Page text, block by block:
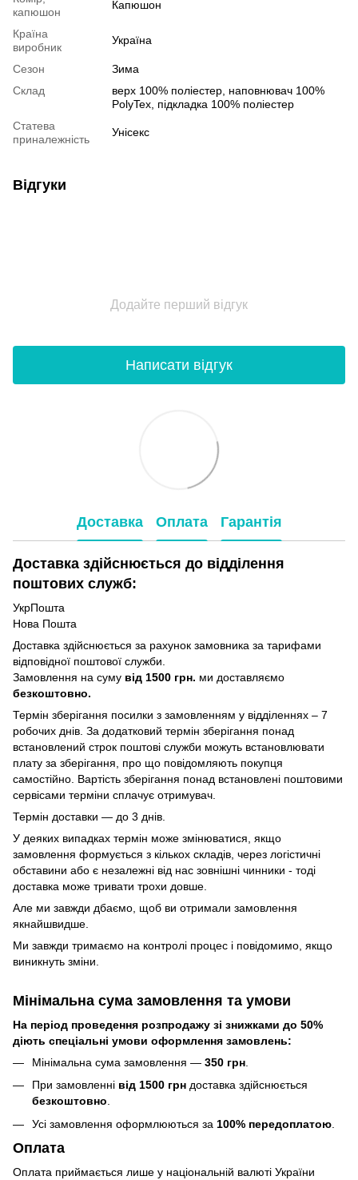
капюшон
Капюшон
Країна
виробник
Україна
Сезон
Зима
Склад
верх 100% поліестер, наповнювач 100%
PolyTex, підкладка 100% поліестер
Статева
приналежність
Унісекс
Відгуки
Додайте перший відгук
Написати відгук
Доставка Оплата Гарантія
Доставка здійснюється до відділення
поштових служб:
УкрПошта
Нова Пошта
Доставка здійснюється за рахунок замовника за тарифами
відповідної поштової служби.
Замовлення на суму від 1500 грн. ми доставляємо
безкоштовно.
Термін зберігання посилки з замовленням у відділеннях – 7
робочих днів. За додатковий термін зберігання понад
встановлений строк поштові служби можуть встановлювати
плату за зберігання, про що повідомляють покупця
самостійно. Вартість зберігання понад вcтановлені поштовими
сервісами терміни сплачує отримувач.
Термін доставки — до 3 днів.
У деяких випадках термін може змінюватися, якщо
замовлення формується з кількох складів, через логістичні
обставини або є незалежні від нас зовнішні чинники - тоді
доставка може тривати трохи довше.
Але ми завжди дбаємо, щоб ви отримали замовлення
якнайшвидше.
Ми завжди тримаємо на контролі процес і повідомимо, якщо
виникнуть зміни.
Мінімальна сума замовлення та умови
На період проведення розпродажу зі знижками до 50%
діють спеціальні умови оформлення замовлень:
Мінімальна сума замовлення — 350 грн
При замовленні від 1500 грн доставка здійснюється
безкоштовно.
Усі замовлення оформлюються за 100% передоплатою
Оплата
Оплата приймається лише у національній валюті України